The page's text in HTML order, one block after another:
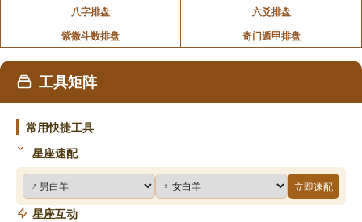
八字排盘
六爻排盘
紫微斗数排盘
奇门遁甲排盘
工具矩阵
常用快捷工具
星座速配
立即速配
星座互动